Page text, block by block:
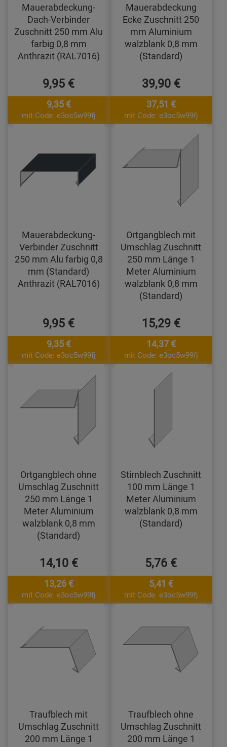
Mauerabdeckung-
Dach-Verbinder
Zuschnitt 250 mm Alu
farbig 0,8 mm
Anthrazit (RAL7016)
9,95 €
9,35 €
mit Code: e3oc5w99fj
Mauerabdeckung
Ecke Zuschnitt 250
mm Aluminium
walzblank 0,8 mm
(Standard)
39,90 €
37,51 €
mit Code: e3oc5w99fj
Mauerabdeckung-
Verbinder Zuschnitt
250 mm Alu farbig 0,8
mm (Standard)
Anthrazit (RAL7016)
9,95 €
9,35 €
mit Code: e3oc5w99fj
Ortgangblech mit
Umschlag Zuschnitt
250 mm Länge 1
Meter Aluminium
walzblank 0,8 mm
(Standard)
15,29 €
14,37 €
mit Code: e3oc5w99fj
Ortgangblech ohne
Umschlag Zuschnitt
250 mm Länge 1
Meter Aluminium
walzblank 0,8 mm
(Standard)
14,10 €
13,26 €
mit Code: e3oc5w99fj
Stirnblech Zuschnitt
100 mm Länge 1
Meter Aluminium
walzblank 0,8 mm
(Standard)
5,76 €
5,41 €
mit Code: e3oc5w99fj
Traufblech mit
Umschlag Zuschnitt
200 mm Länge 1
Traufblech ohne
Umschlag Zuschnitt
200 mm Länge 1